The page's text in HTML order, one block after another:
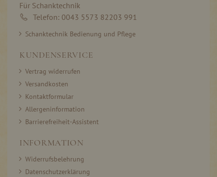
Für Schanktechnik
Telefon: 0043 5573 82203 991
Schanktechnik Bedienung und Pflege
KUNDENSERVICE
Vertrag widerrufen
Versandkosten
Kontaktformular
Allergeninformation
Barrierefreiheit-Assistent
INFORMATION
Widerrufsbelehrung
Datenschutzerklärung